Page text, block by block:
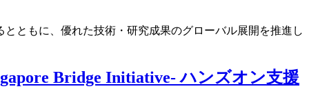
ともに、優れた技術・研究成果のグローバル展開を推進し
Bridge Initiative- ハンズオン支援